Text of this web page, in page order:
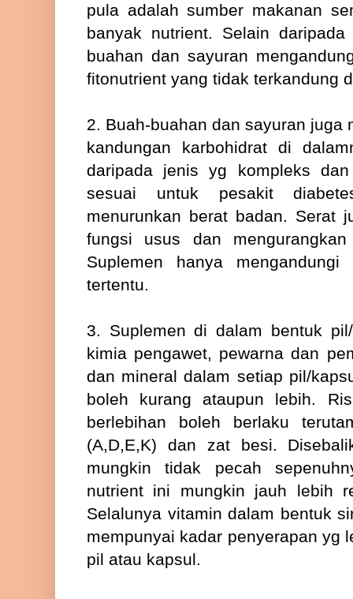
pula adalah sumber makanan
banyak nutrient. Selain
buahan dan sayuran
fitonutrient yang tidak terkandung
2. Buah-buahan dan sayuran juga
kandungan karbohidrat di
daripada jenis yg kompleks
sesuai untuk pesakit
menurunkan berat badan. Serat
fungsi usus dan
Suplemen hanya
tertentu.
3. Suplemen di dalam bentuk
kimia pengawet, pewarna dan
dan mineral dalam setiap pil/
boleh kurang ataupun lebih.
berlebihan boleh berlaku
(A,D,E,K) dan zat besi.
mungkin tidak pecah
nutrient ini mungkin jauh lebih
Selalunya vitamin dalam bentuk
mempunyai kadar penyerapan yg
pil atau kapsul.